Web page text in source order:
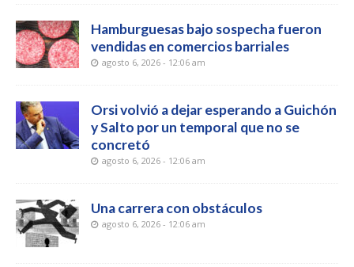
Hamburguesas bajo sospecha fueron
vendidas en comercios barriales
agosto 6, 2026 - 12:06 am
Orsi volvió a dejar esperando a Guichón
y Salto por un temporal que no se
concretó
agosto 6, 2026 - 12:06 am
Una carrera con obstáculos
agosto 6, 2026 - 12:06 am